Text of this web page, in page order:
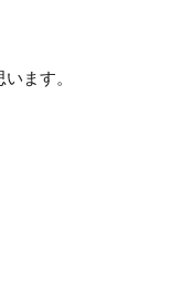
ます。